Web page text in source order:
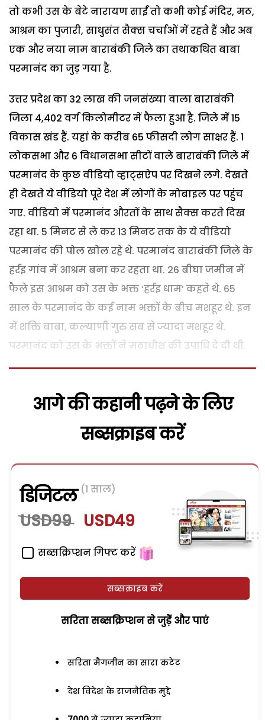
तो कभी उस के बेटे नारायण साईं तो कभी कोई मंदिर, मठ,
आश्रम का पुजारी, साधुसंत सैक्स चर्चाओं में रहते हैं और अब
एक और नया नाम बाराबंकी जिले का तथाकथित बाबा
परमानंद का जुड़ गया है.
उत्तर प्रदेश का 32 लाख की जनसंख्या वाला बाराबंकी
जिला 4,402 वर्ग किलोमीटर में फैला हुआ है. जिले में 15
विकास खंड हैं. यहां के करीब 65 फीसदी लोग साक्षर हैं. 1
लोकसभा और 6 विधानसभा सीटों वाले बाराबंकी जिले में
परमानंद के कुछ वीडियो व्हाट्सऐप पर दिखने लगे. देखते
ही देखते ये वीडियो पूरे देश में लोगों के मोबाइल पर पहुंच
गए. वीडियो में परमानंद औरतों के साथ सैक्स करते दिख
रहा था. 5 मिनट से ले कर 13 मिनट तक के ये वीडियो
परमानंद की पोल खोल रहे थे. परमानंद बाराबंकी जिले के
हर्रइ गांव में आश्रम बना कर रहता था. 26 बीघा जमीन में
फैले इस आश्रम को उस के भक्त ‘हर्रइ धाम’ कहते थे. 65
साल के परमानंद के कई नाम भक्तों के बीच मशहूर थे. इन
में शक्ति बाबा, कल्याणी गुरु सब से ज्यादा मशहूर थे.
परमानंद को उस के भक्तों ने मठाधीश की उपाधि दे दी थी.
आगे की कहानी पढ़ने के लिए
सब्सक्राइब करें
डिजिटल (1 साल)
USD99 USD49
सब्सक्रिप्शन गिफ्ट करें
सब्सक्राइब करें
सरिता सब्सक्रिप्शन से जुड़ेें और पाएं
सरिता मैगजीन का सारा कंटेंट
देश विदेश के राजनैतिक मुद्दे